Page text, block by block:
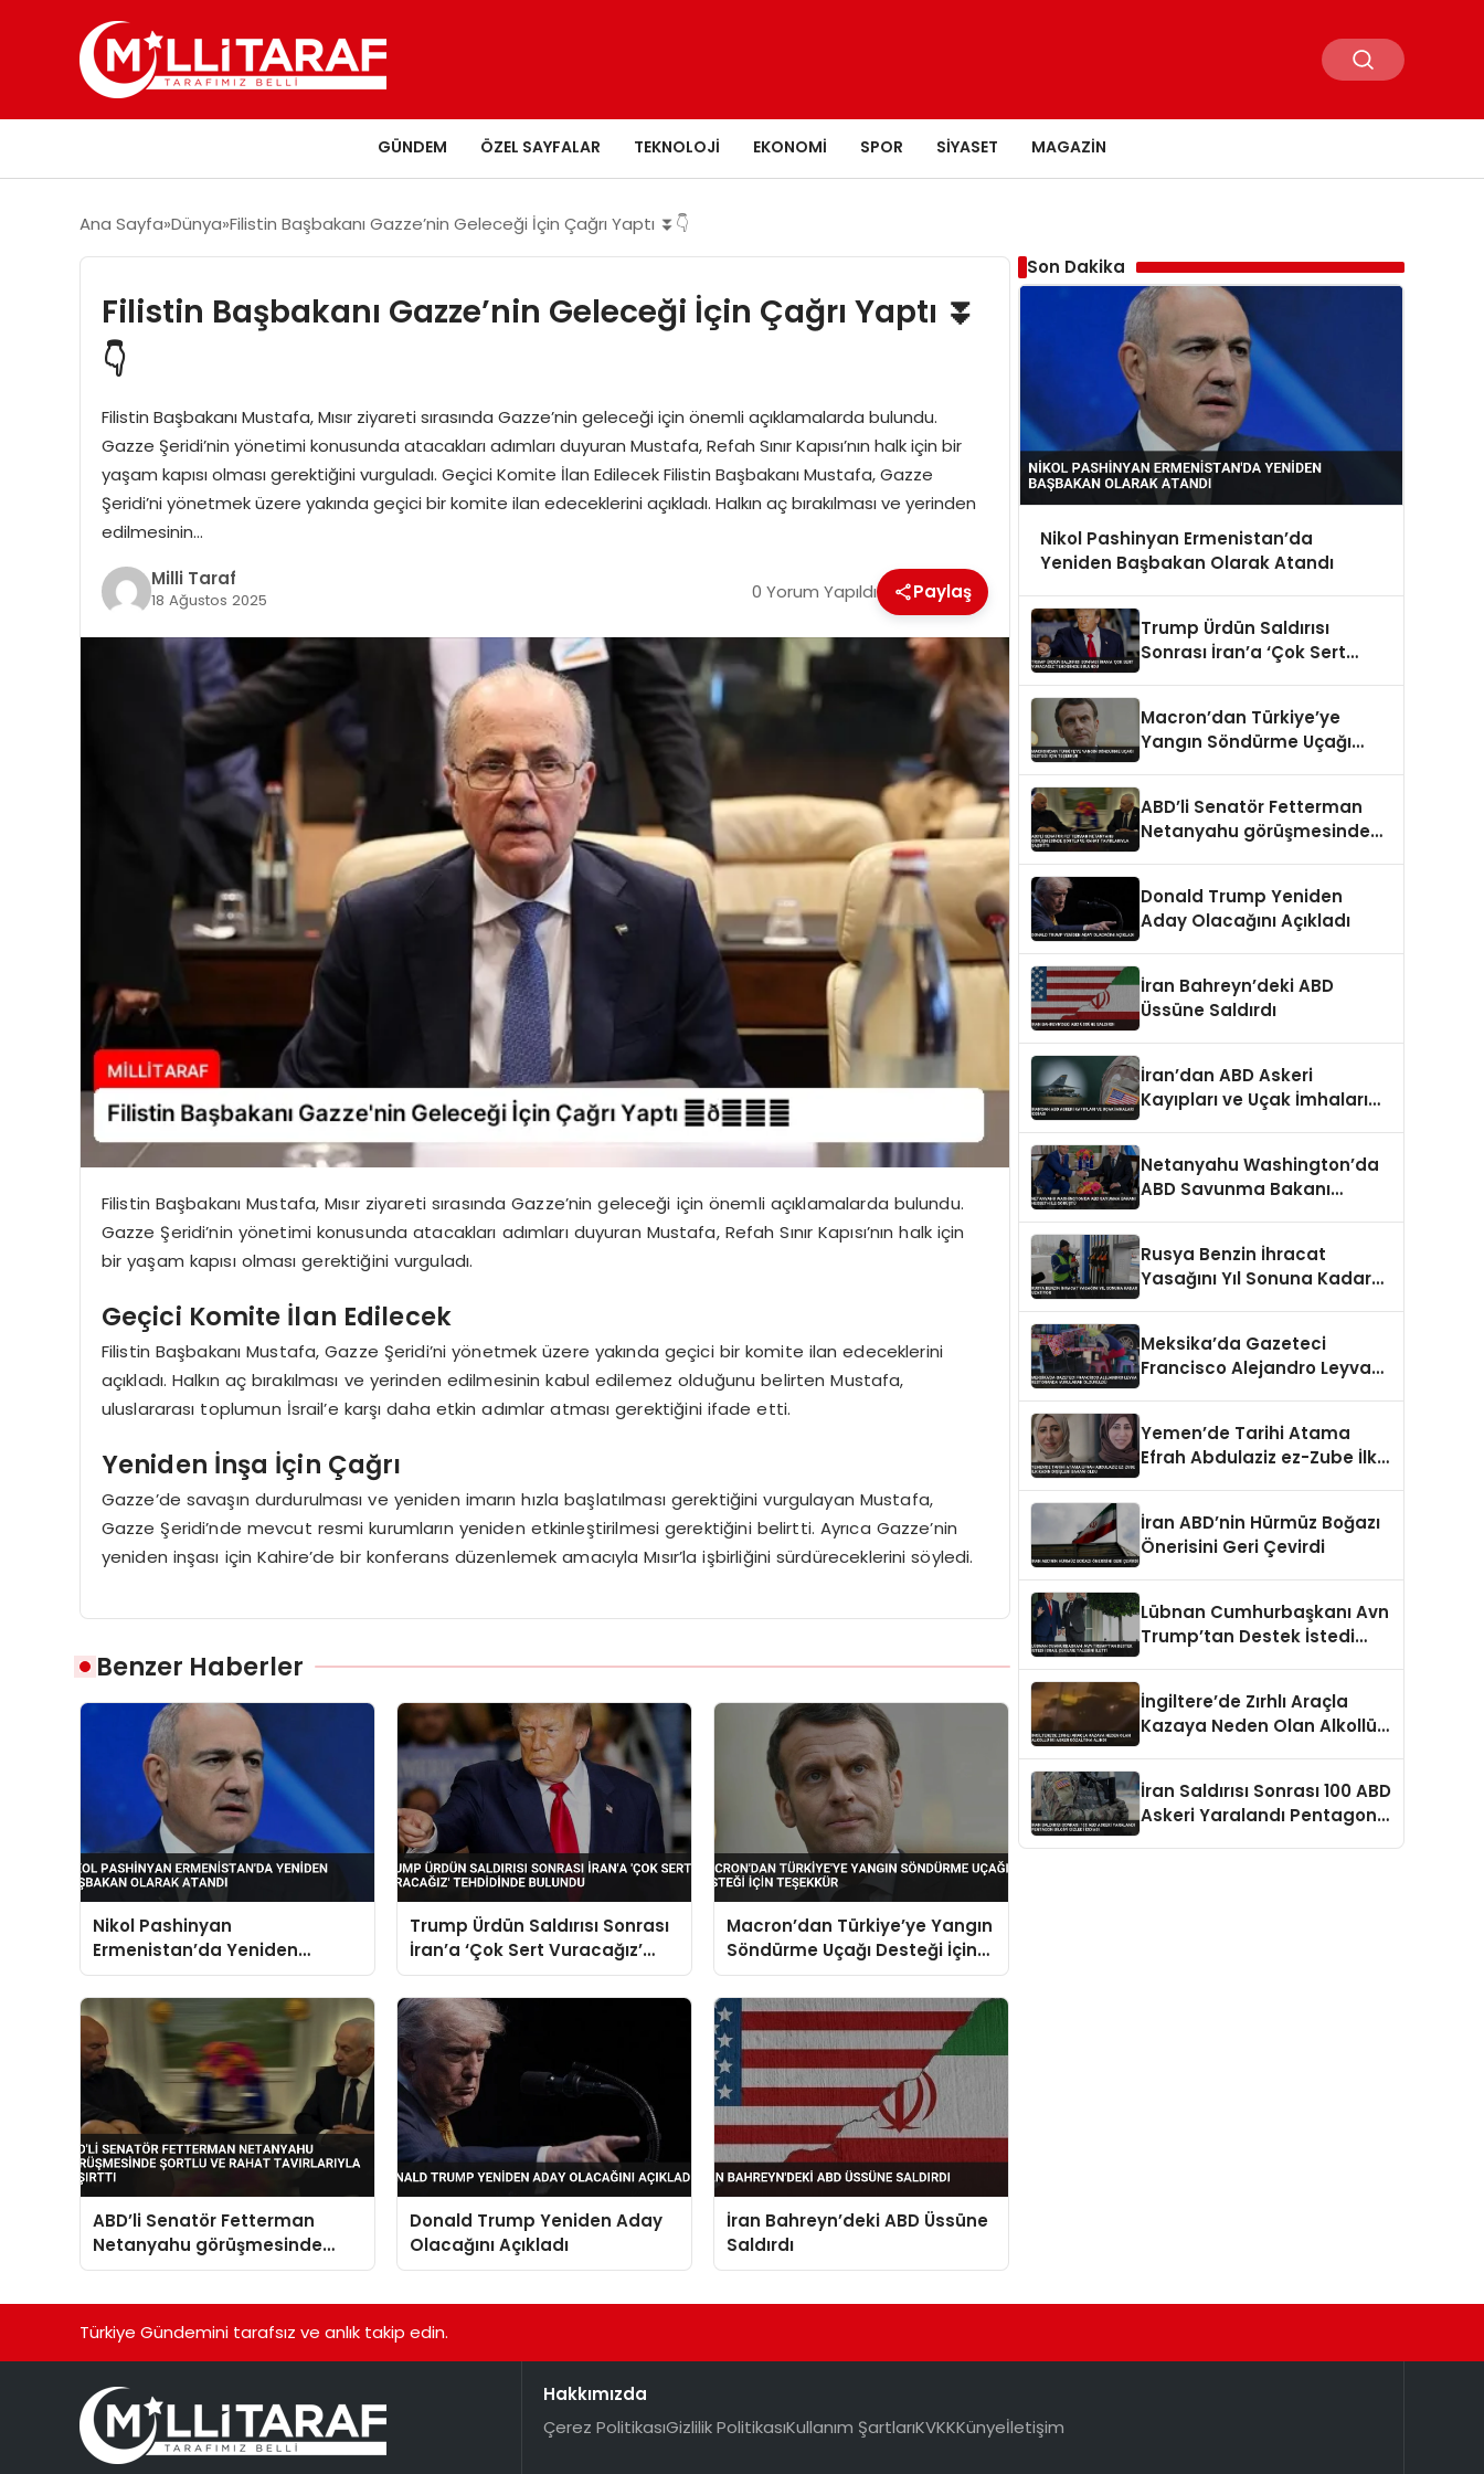
GÜNDEM ÖZEL SAYFALAR TEKNOLOJI EKONOMI SPOR SIYASET MAGAZIN
Ana Sayfa Dünya Filistin Başbakanı Gazze’nin Geleceği İçin Çağrı Yaptı ⏬👇
Filistin Başbakanı Gazze’nin Geleceği İçin Çağrı Yaptı ⏬
👇
Filistin Başbakanı Mustafa, Mısır ziyareti sırasında Gazze’nin geleceği için önemli açıklamalarda bulundu.
Gazze Şeridi’nin yönetimi konusunda atacakları adımları duyuran Mustafa, Refah Sınır Kapısı’nın halk için bir
yaşam kapısı olması gerektiğini vurguladı. Geçici Komite İlan Edilecek Filistin Başbakanı Mustafa, Gazze
Şeridi’ni yönetmek üzere yakında geçici bir komite ilan edeceklerini açıkladı. Halkın aç bırakılması ve yerinden
edilmesinin…
Milli Taraf
18 Ağustos 2025 0 Yorum Yapıldı Paylaş
Filistin Başbakanı Mustafa, Mısır ziyareti sırasında Gazze’nin geleceği için önemli açıklamalarda bulundu.
Gazze Şeridi’nin yönetimi konusunda atacakları adımları duyuran Mustafa, Refah Sınır Kapısı’nın halk için
bir yaşam kapısı olması gerektiğini vurguladı.
Geçici Komite İlan Edilecek
Filistin Başbakanı Mustafa, Gazze Şeridi’ni yönetmek üzere yakında geçici bir komite ilan edeceklerini
açıkladı. Halkın aç bırakılması ve yerinden edilmesinin kabul edilemez olduğunu belirten Mustafa,
uluslararası toplumun İsrail’e karşı daha etkin adımlar atması gerektiğini ifade etti.
Yeniden İnşa İçin Çağrı
Gazze’de savaşın durdurulması ve yeniden imarın hızla başlatılması gerektiğini vurgulayan Mustafa,
Gazze Şeridi’nde mevcut resmi kurumların yeniden etkinleştirilmesi gerektiğini belirtti. Ayrıca Gazze’nin
yeniden inşası için Kahire’de bir konferans düzenlemek amacıyla Mısır’la işbirliğini sürdüreceklerini söyledi.
Benzer Haberler
Nikol Pashinyan
Ermenistan’da Yeniden
Başbakan Olarak Atandı
Trump Ürdün Saldırısı Sonrası
İran’a ‘Çok Sert Vuracağız’
Tehdidinde Bulundu
Macron’dan Türkiye’ye Yangın
Söndürme Uçağı Desteği İçin
Teşekkür
ABD’li Senatör Fetterman
Netanyahu görüşmesinde
şortlu ve rahat tavırlarıyla
Donald Trump Yeniden Aday
Olacağını Açıkladı
İran Bahreyn’deki ABD Üssüne
Saldırdı
Son Dakika
Nikol Pashinyan Ermenistan’da
Yeniden Başbakan Olarak Atandı
Trump Ürdün Saldırısı
Sonrası İran’a ‘Çok Sert
Macron’dan Türkiye’ye
Yangın Söndürme Uçağı
ABD’li Senatör Fetterman
Netanyahu görüşmesinde
Donald Trump Yeniden
Aday Olacağını Açıkladı
İran Bahreyn’deki ABD
Üssüne Saldırdı
İran’dan ABD Askeri
Kayıpları ve Uçak İmhaları
Netanyahu Washington’da
ABD Savunma Bakanı
Rusya Benzin İhracat
Yasağını Yıl Sonuna Kadar
Meksika’da Gazeteci
Francisco Alejandro Leyva
Yemen’de Tarihi Atama
Efrah Abdulaziz ez-Zube İlk
İran ABD’nin Hürmüz Boğazı
Önerisini Geri Çevirdi
Lübnan Cumhurbaşkanı Avn
Trump’tan Destek İstedi
İngiltere’de Zırhlı Araçla
Kazaya Neden Olan Alkollü
İran Saldırısı Sonrası 100 ABD
Askeri Yaralandı Pentagon
Türkiye Gündemini tarafsız ve anlık takip edin.
Hakkımızda
Çerez PolitikasıGizlilik PolitikasıKullanım ŞartlarıKVKKKünyeİletişim